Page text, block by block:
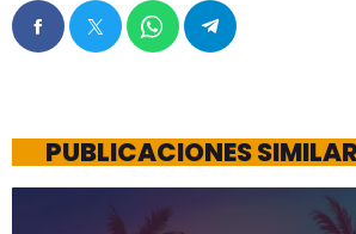
PUBLICACIONES